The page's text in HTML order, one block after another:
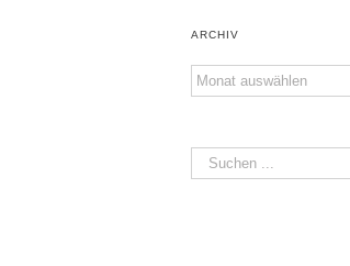
ARCHIV
Archiv
Suche